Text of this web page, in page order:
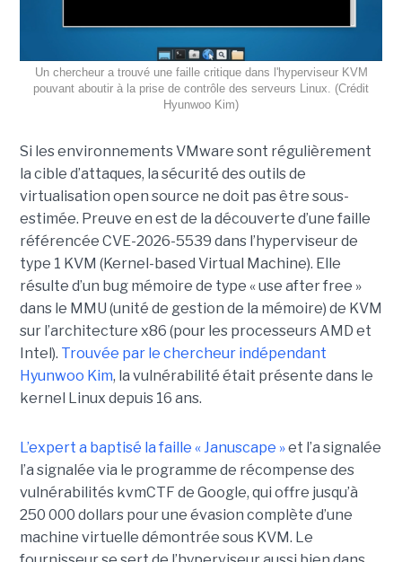
Un chercheur a trouvé une faille critique dans l'hyperviseur KVM
pouvant aboutir à la prise de contrôle des serveurs Linux. (Crédit
Hyunwoo Kim)
Si les environnements VMware sont régulièrement
la cible d’attaques, la sécurité des outils de
virtualisation open source ne doit pas être sous-
estimée. Preuve en est de la découverte d’une faille
référencée CVE-2026-5539 dans l’hyperviseur de
type 1 KVM (Kernel-based Virtual Machine). Elle
résulte d’un bug mémoire de type « use after free »
dans le MMU (unité de gestion de la mémoire) de KVM
sur l’architecture x86 (pour les processeurs AMD et
Intel). Trouvée par le chercheur indépendant
Hyunwoo Kim, la vulnérabilité était présente dans le
kernel Linux depuis 16 ans.
L’expert a baptisé la faille « Januscape »et l’a signalée
l’a signalée via le programme de récompense des
vulnérabilités kvmCTF de Google, qui offre jusqu’à
250 000 dollars pour une évasion complète d’une
machine virtuelle démontrée sous KVM. Le